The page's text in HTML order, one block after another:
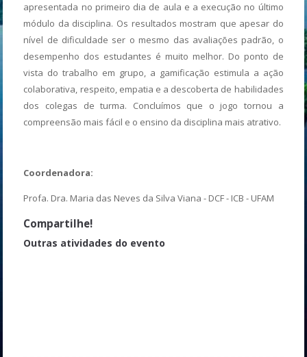
apresentada no primeiro dia de aula e a execução no último
módulo da disciplina. Os resultados mostram que apesar do
nível de dificuldade ser o mesmo das avaliações padrão, o
desempenho dos estudantes é muito melhor. Do ponto de
vista do trabalho em grupo, a gamificação estimula a ação
colaborativa, respeito, empatia e a descoberta de habilidades
dos colegas de turma. Concluímos que o jogo tornou a
compreensão mais fácil e o ensino da disciplina mais atrativo.
Coordenadora:
Profa. Dra. Maria das Neves da Silva Viana - DCF - ICB - UFAM
Compartilhe!
Outras atividades do evento